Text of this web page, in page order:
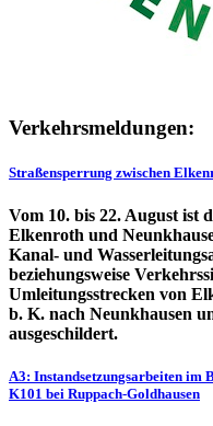
Verkehrsmeldungen:
Straßensperrung zwischen
Vom 10. bis 22. August ist
Elkenroth und
Kanal- und
beziehungsweise
Umleitungsstrecken von
b. K. nach Neunkhausen
ausgeschildert.
A3: Instandsetzungsarbeiten im
K101 bei Ruppach-Goldhausen